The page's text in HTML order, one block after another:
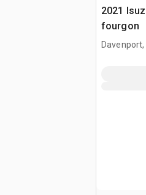
2021
fourgon
Davenport,